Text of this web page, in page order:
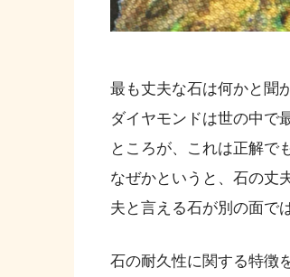
最も丈夫な石は何かと聞
ダイヤモンドは世の中で
ところが、これは正解で
なぜかというと、石の丈
夫と言える石が別の面で
石の耐久性に関する特徴